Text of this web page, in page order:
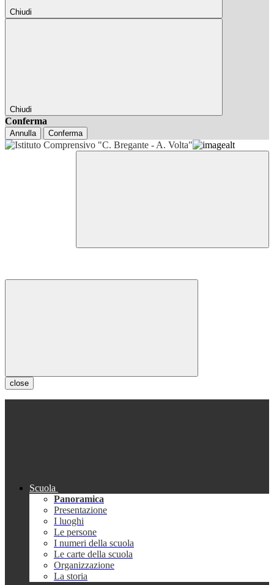
Chiudi
Chiudi
Conferma
Annulla Conferma
close
Scuola
Panoramica
Presentazione
I luoghi
Le persone
I numeri della scuola
Le carte della scuola
Organizzazione
La storia